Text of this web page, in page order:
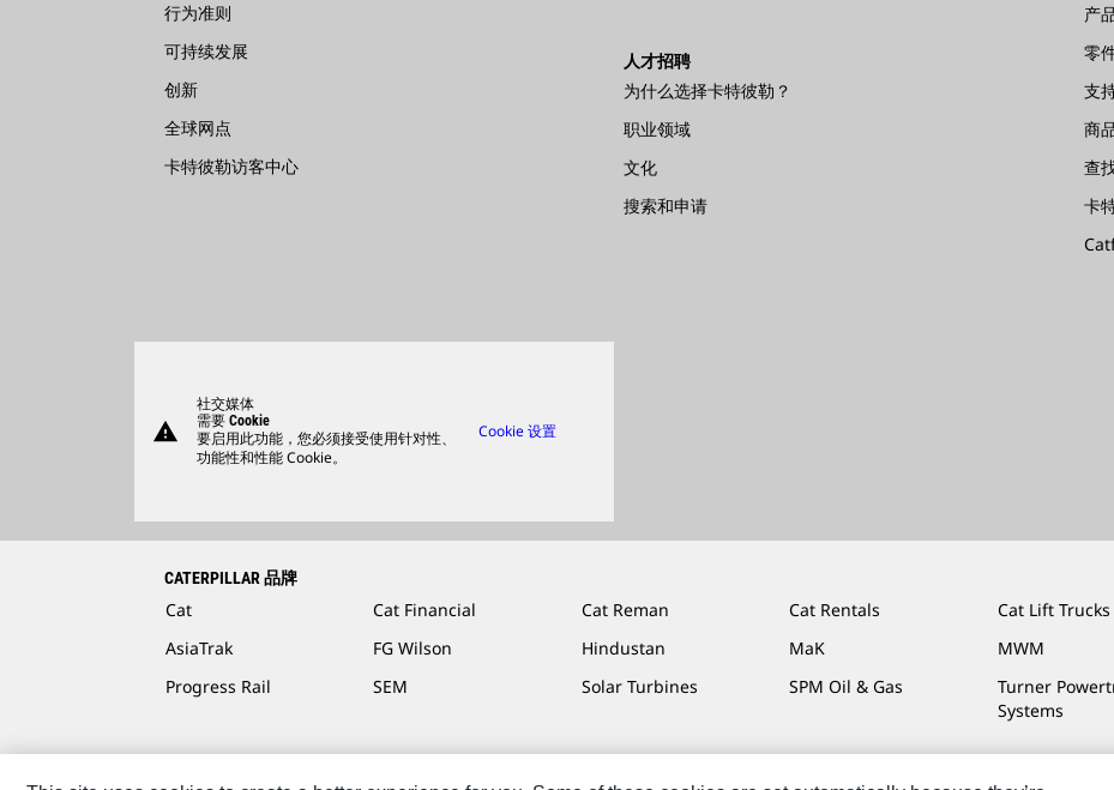
行为准则
可持续发展
创新
全球网点
卡特彼勒访客中心
人才招聘
为什么选择卡特彼勒？
职业领域
文化
搜索和申请
产
零
支
商
查
卡
warning
社交媒体
需要 Cookie
要启用此功能，您必须接受使用针对性、
功能性和性能 Cookie。
Cookie 设置
CATERPILLAR 品牌
Cat Cat Financial Cat Reman Cat Rentals Cat Lift Trucks
AsiaTrak
FG Wilson Hindustan MaK MWM
Progress Rail
SEM Solar Turbines SPM Oil & Gas
Turner
Systems